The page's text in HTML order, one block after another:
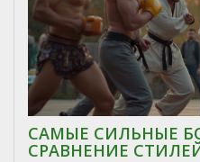
САМЫЕ СИЛЬНЫЕ
СРАВНЕНИЕ